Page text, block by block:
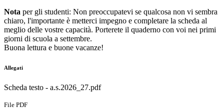
Nota per gli studenti: Non preoccupatevi se qualcosa non vi sembra
chiaro, l'importante è metterci impegno e completare la scheda al
meglio delle vostre capacità. Porterete il quaderno con voi nei primi
giorni di scuola a settembre.
Buona lettura e buone vacanze!
Allegati
Scheda testo - a.s.2026_27.pdf
File PDF